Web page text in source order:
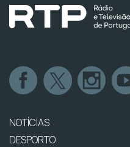
NOTÍCIAS
DESPORTO